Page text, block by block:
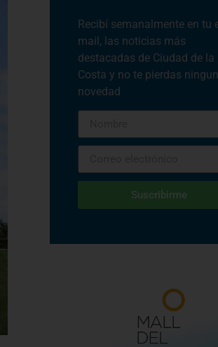
Recibí semanalmente en tu
mail, las noticias más
destacadas de Ciudad de la
Costa y no te pierdas
novedad
Suscribirme